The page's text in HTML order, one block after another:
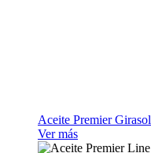
Aceite Premier Girasol
Ver más